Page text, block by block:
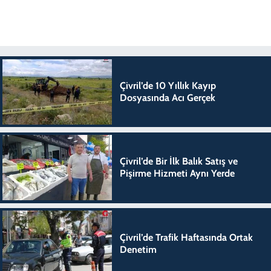
Çivril’de 10 Yıllık Kayıp
Dosyasında Acı Gerçek
Çivril’de Bir İlk Balık Satış ve
Pişirme Hizmeti Aynı Yerde
Çivril’de Trafik Haftasında Ortak
Denetim